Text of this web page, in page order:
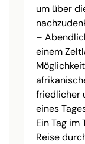
um über
–
einem
friedlicher
eines
Ein Tag
Reise